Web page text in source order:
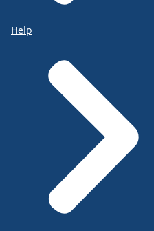
Help